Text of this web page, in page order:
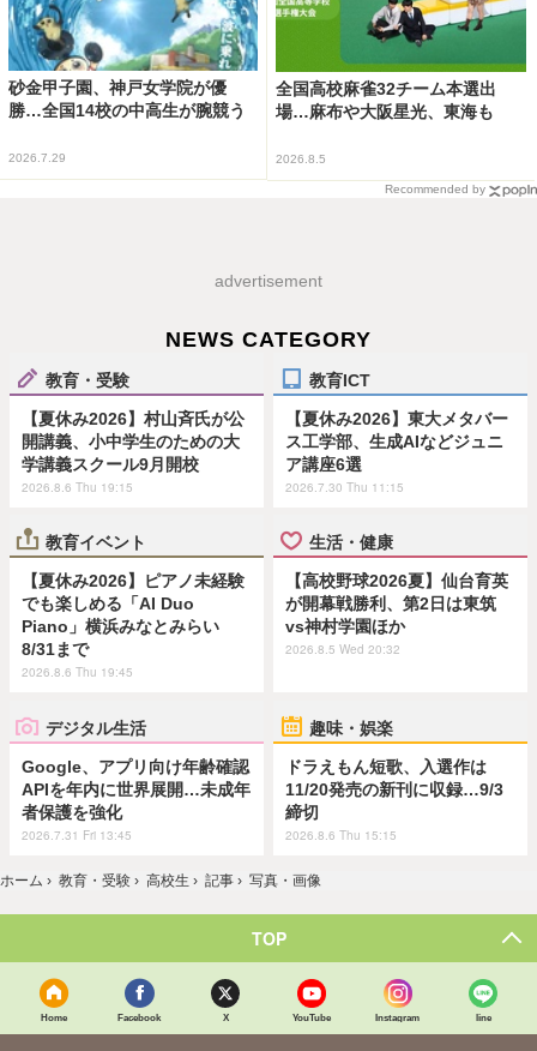
砂金甲子園、神戸女学院が優
勝…全国14校の中高生が腕競う
2026.7.29
全国高校麻雀32チーム本選出
場…麻布や大阪星光、東海も
2026.8.5
Recommended by
advertisement
NEWS CATEGORY
教育・受験
【夏休み2026】村山斉氏が公
開講義、小中学生のための大
学講義スクール9月開校
2026.8.6 Thu 19:15
教育ICT
【夏休み2026】東大メタバー
ス工学部、生成AIなどジュニ
ア講座6選
2026.7.30 Thu 11:15
教育イベント
【夏休み2026】ピアノ未経験
でも楽しめる「AI Duo
Piano」横浜みなとみらい
8/31まで
2026.8.6 Thu 19:45
生活・健康
【高校野球2026夏】仙台育英
が開幕戦勝利、第2日は東筑
vs神村学園ほか
2026.8.5 Wed 20:32
デジタル生活
Google、アプリ向け年齢確認
APIを年内に世界展開…未成年
者保護を強化
2026.7.31 Fri 13:45
趣味・娯楽
ドラえもん短歌、入選作は
11/20発売の新刊に収録…9/3
締切
2026.8.6 Thu 15:15
ホーム › 教育・受験 › 高校生 › 記事 › 写真・画像
TOP
Home Facebook X YouTube Instagram line